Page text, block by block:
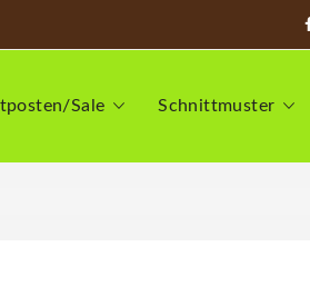
Sale Schnittmuster